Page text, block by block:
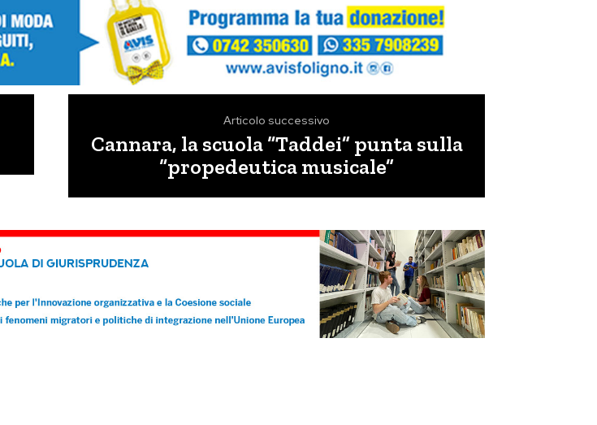
Articolo successivo
Cannara, la scuola “Taddei” punta sulla
“propedeutica musicale”